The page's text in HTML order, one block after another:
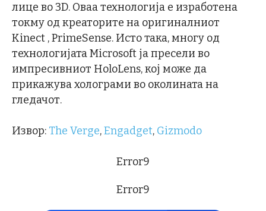
лице во 3D. Оваа технологија е изработена
токму од креаторите на оригиналниот
Kinect , PrimeSense. Исто така, многу од
технологијата Microsoft ја пресели во
импресивниот HoloLens, кој може да
прикажува холограми во околината на
гледачот.
Извор: The Verge,Engadget, Gizmodo
Error9
Error9